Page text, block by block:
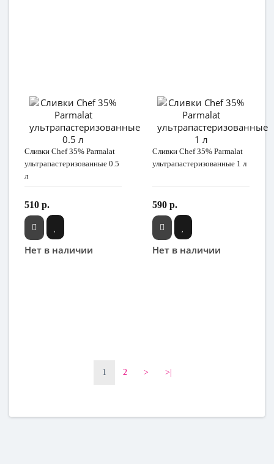
Сливки Chef 35% Parmalat
ультрапастеризованные 0.5
л
510 р.
Нет в наличии
Сливки Chef 35% Parmalat
ультрапастеризованные 1 л
590 р.
Нет в наличии
1 2 > >|